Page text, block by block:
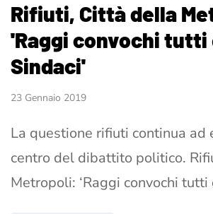
Rifiuti, Città della
'Raggi convochi tutti
Sindaci'
23 Gennaio 2019
La questione rifiuti continua ad
centro del dibattito politico.
Metropoli: ‘Raggi convochi